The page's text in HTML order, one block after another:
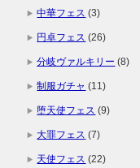
中華フェス (3)
円卓フェス (26)
分岐ヴァルキリー (8)
制服ガチャ (11)
堕天使フェス (9)
大罪フェス (7)
天使フェス (22)